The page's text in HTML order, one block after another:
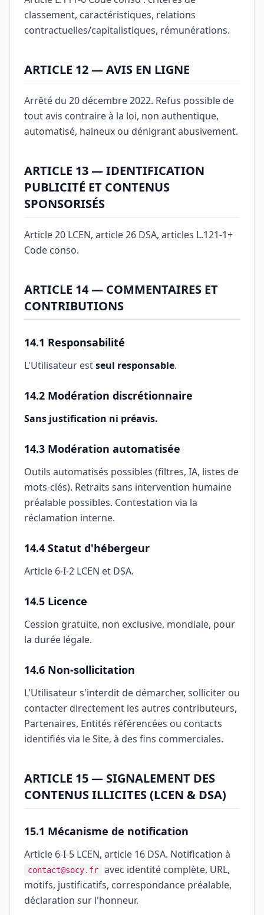
classement, caractéristiques, relations
contractuelles/capitalistiques, rémunérations.
ARTICLE 12 — AVIS EN LIGNE
Arrêté du 20 décembre 2022. Refus possible de
tout avis contraire à la loi, non authentique,
automatisé, haineux ou dénigrant abusivement.
ARTICLE 13 — IDENTIFICATION
PUBLICITÉ ET CONTENUS
SPONSORISÉS
Article 20 LCEN, article 26 DSA, articles L.121-1+
Code conso.
ARTICLE 14 — COMMENTAIRES ET
CONTRIBUTIONS
14.1 Responsabilité
L'Utilisateur estseul responsable.
14.2 Modération discrétionnaire
Sans justification ni préavis.
14.3 Modération automatisée
Outils automatisés possibles (filtres, IA, listes de
mots-clés). Retraits sans intervention humaine
préalable possibles. Contestation via la
réclamation interne.
14.4 Statut d'hébergeur
Article 6-I-2 LCEN et DSA.
14.5 Licence
Cession gratuite, non exclusive, mondiale, pour
la durée légale.
14.6 Non-sollicitation
L'Utilisateur s'interdit de démarcher, solliciter ou
contacter directement les autres contributeurs,
Partenaires, Entités référencées ou contacts
identifiés via le Site, à des fins commerciales.
ARTICLE 15 — SIGNALEMENT DES
CONTENUS ILLICITES (LCEN & DSA)
15.1 Mécanisme de notification
Article 6-I-5 LCEN, article 16 DSA. Notification à
contact@socy.fr
avec identité complète, URL,
motifs, justificatifs, correspondance préalable,
déclaration sur l'honneur.